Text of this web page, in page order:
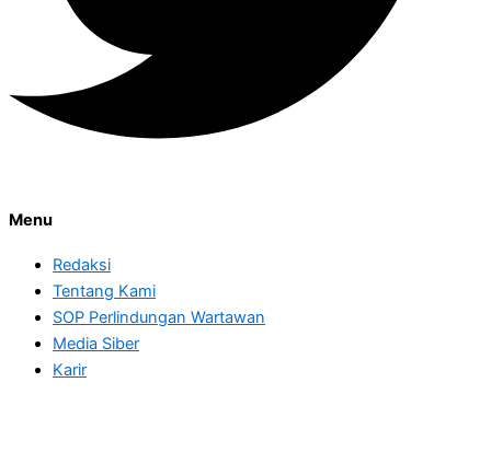
Menu
Redaksi
Tentang Kami
SOP Perlindungan Wartawan
Media Siber
Karir